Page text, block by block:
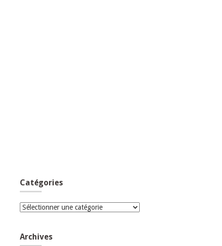
Catégories
Catégories
Archives